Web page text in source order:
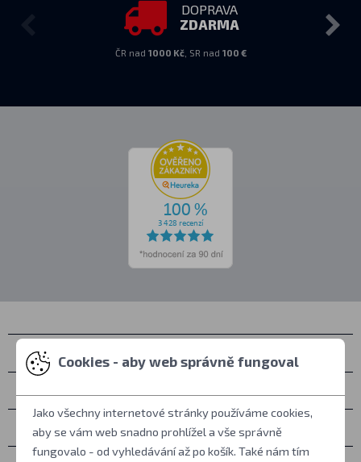
DOPRAVA
ZDARMA
ČR nad 1000 Kč, SR nad 100 €
Kontakty
Vše o nákupu
Cookies - aby web správně fungoval
Jako všechny internetové stránky používáme cookies,
aby se vám web snadno prohlížel a vše správně
fungovalo - od vyhledávání až po košík. Také nám tím